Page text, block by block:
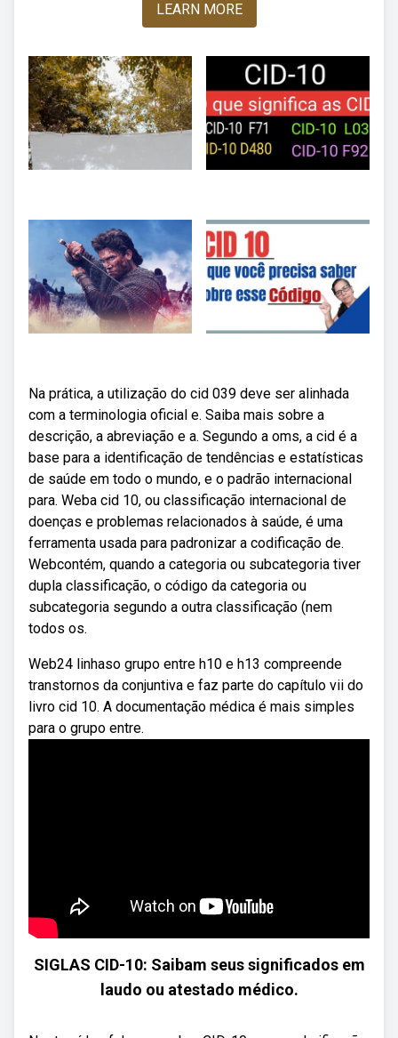
LEARN MORE
Na prática, a utilização do cid 039 deve ser alinhada
com a terminologia oficial e. Saiba mais sobre a
descrição, a abreviação e a. Segundo a oms, a cid é a
base para a identificação de tendências e estatísticas
de saúde em todo o mundo, e o padrão internacional
para. Weba cid 10, ou classificação internacional de
doenças e problemas relacionados à saúde, é uma
ferramenta usada para padronizar a codificação de.
Webcontém, quando a categoria ou subcategoria tiver
dupla classificação, o código da categoria ou
subcategoria segundo a outra classificação (nem
todos os.
Web24 linhaso grupo entre h10 e h13 compreende
transtornos da conjuntiva e faz parte do capítulo vii do
livro cid 10. A documentação médica é mais simples
para o grupo entre.
SIGLAS CID-10: Saibam seus significados em
laudo ou atestado médico.